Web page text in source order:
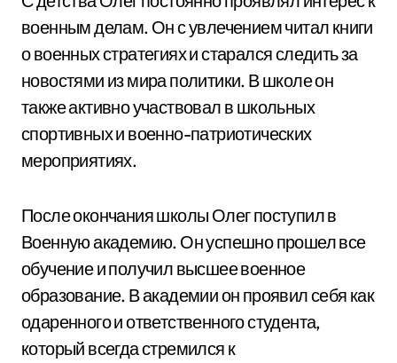
военным делам. Он с увлечением читал книги
о военных стратегиях и старался следить за
новостями из мира политики. В школе он
также активно участвовал в школьных
спортивных и военно-патриотических
мероприятиях.
После окончания школы Олег поступил в
Военную академию. Он успешно прошел все
обучение и получил высшее военное
образование. В академии он проявил себя как
одаренного и ответственного студента,
который всегда стремился к